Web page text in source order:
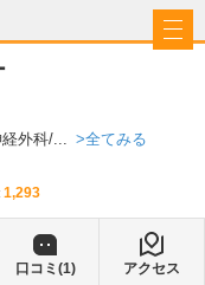
外科 ...
全てみる
1,293
口コミ(1) アクセス